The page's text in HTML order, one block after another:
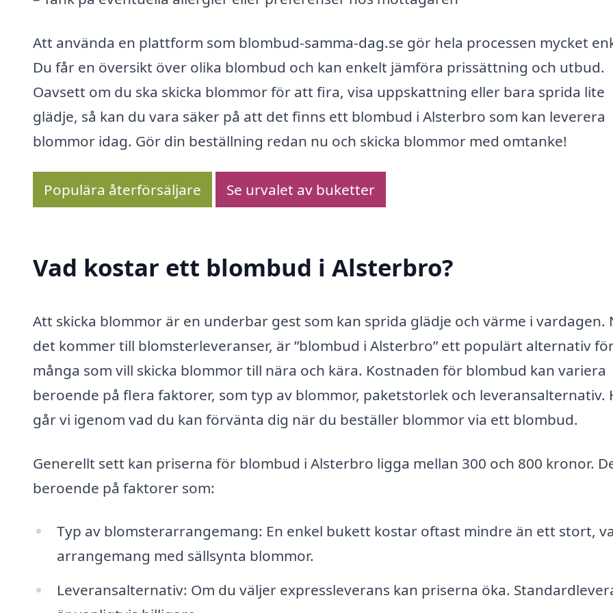
Att använda en plattform som blombud-samma-dag.se gör hela processen mycket
Du får en översikt över olika blombud och kan enkelt jämföra prissättning och utbud.
Oavsett om du ska skicka blommor för att fira, visa uppskattning eller bara sprida lite
glädje, så kan du vara säker på att det finns ett blombud i Alsterbro som kan leverera
blommor idag. Gör din beställning redan nu och skicka blommor med omtanke!
Populära återförsäljare Se urvalet av buketter
Vad kostar ett blombud i Alsterbro?
Att skicka blommor är en underbar gest som kan sprida glädje och värme i vardagen.
det kommer till blomsterleveranser, är ”blombud i Alsterbro” ett populärt alternativ
många som vill skicka blommor till nära och kära. Kostnaden för blombud kan variera
beroende på flera faktorer, som typ av blommor, paketstorlek och leveransalternativ.
går vi igenom vad du kan förvänta dig när du beställer blommor via ett blombud.
Generellt sett kan priserna för blombud i Alsterbro ligga mellan 300 och 800 kronor.
beroende på faktorer som:
Typ av blomsterarrangemang: En enkel bukett kostar oftast mindre än ett stort,
arrangemang med sällsynta blommor.
Leveransalternativ: Om du väljer expressleverans kan priserna öka.